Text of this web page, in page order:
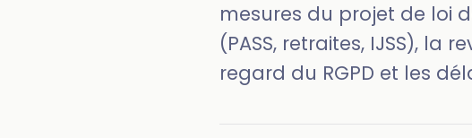
mesures du projet de loi
(PASS, retraites, IJSS), la
regard du RGPD et les